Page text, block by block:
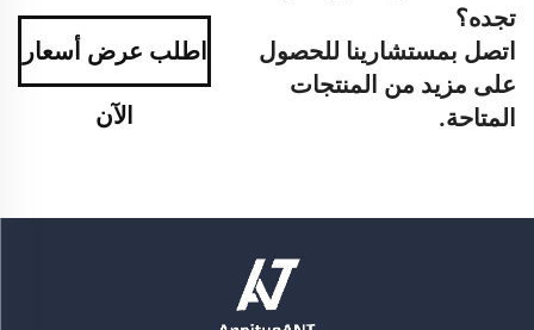
تجده؟
اتصل بمستشارينا للحصول
على مزيد من المنتجات
المتاحة.
اطلب عرض أسعار
الآن